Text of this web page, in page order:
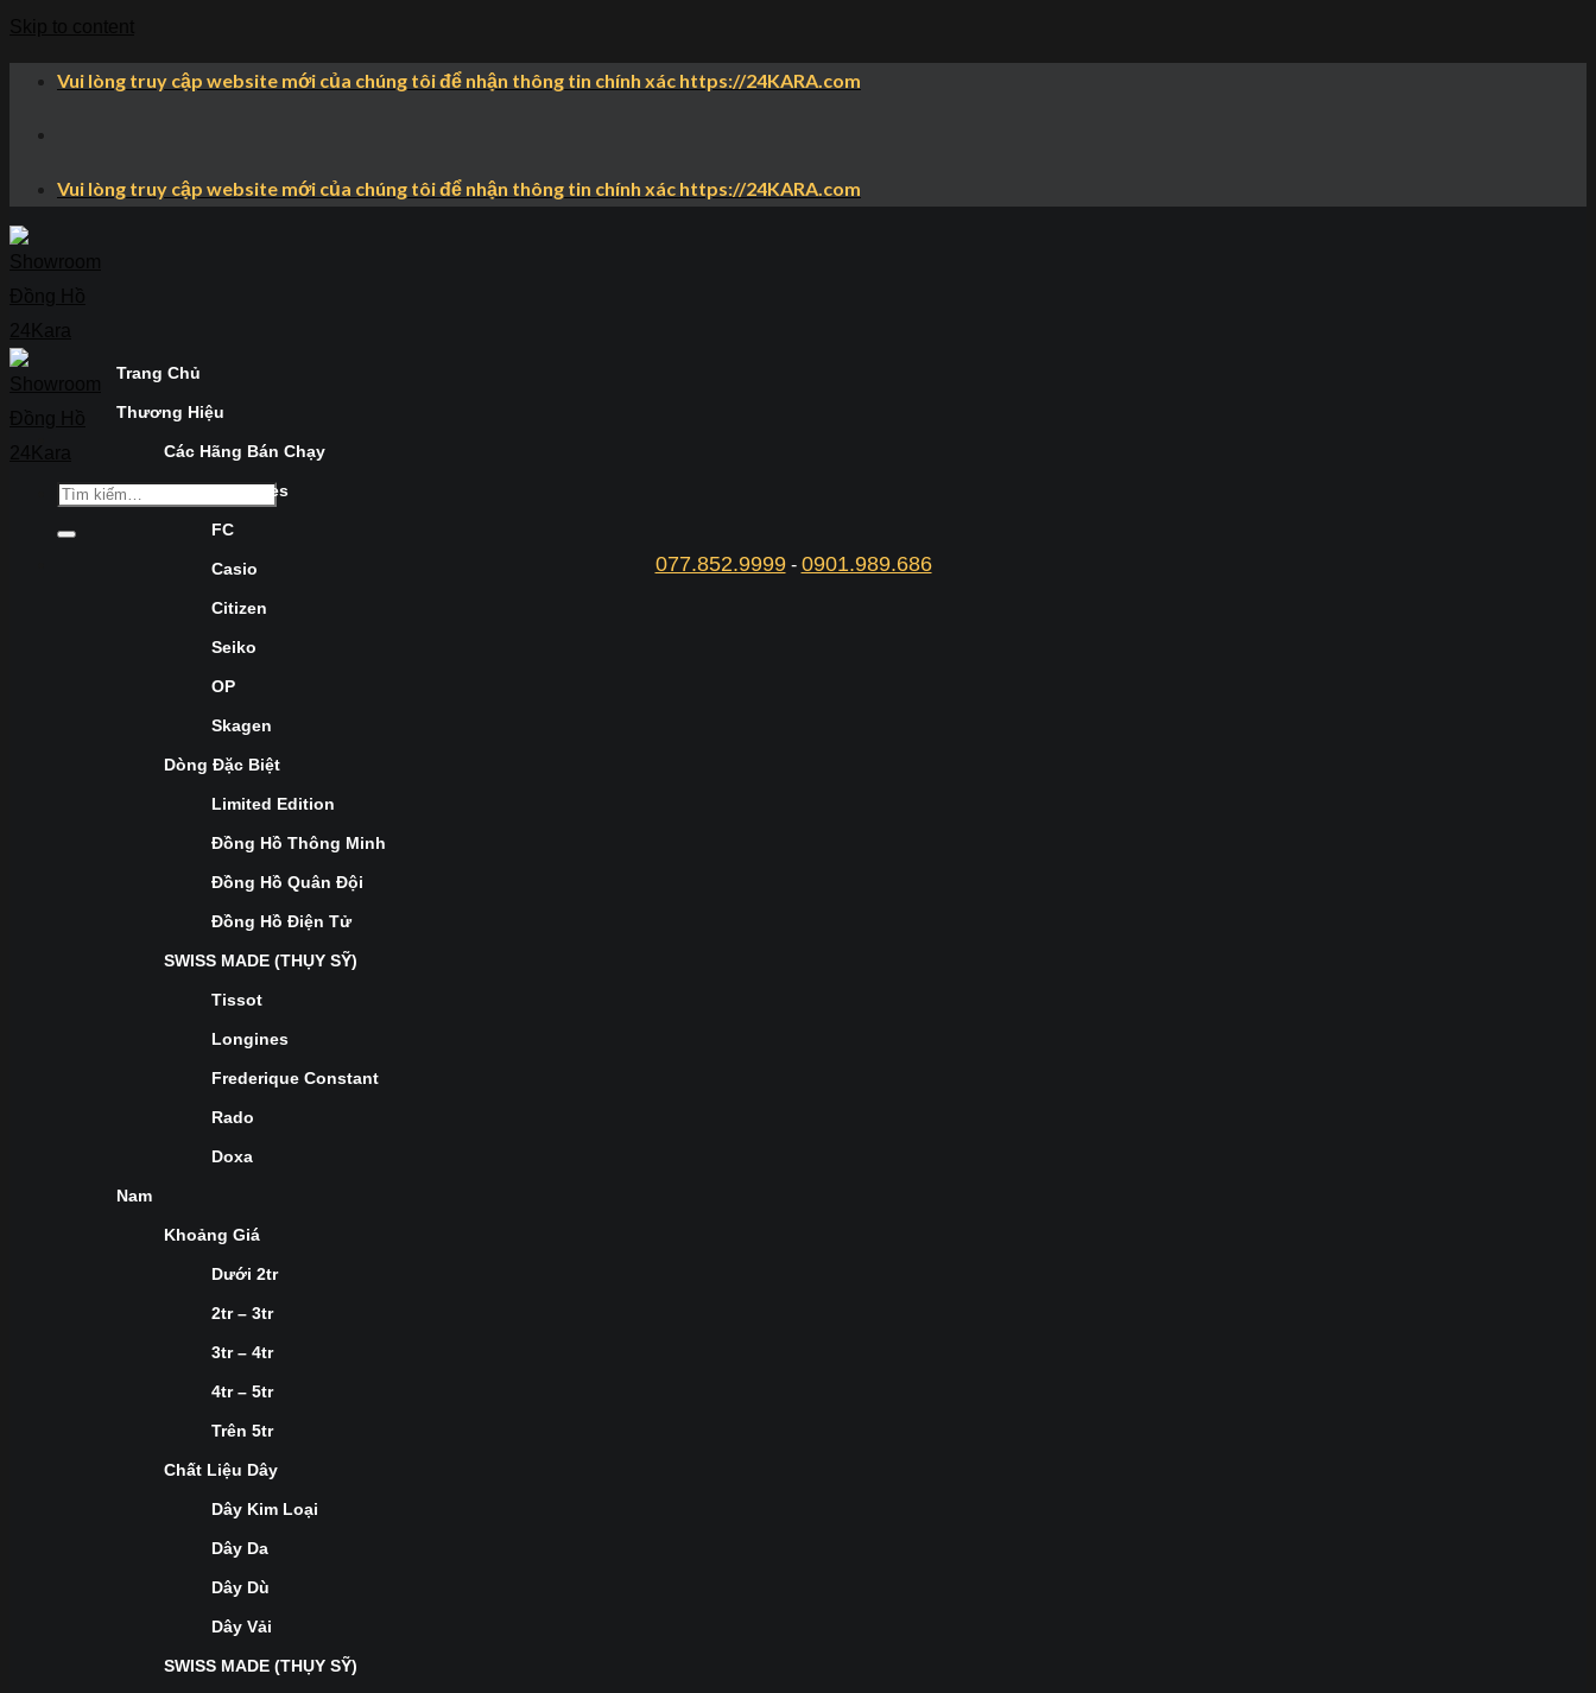
Vui lòng truy cập website mới của chúng tôi để nhận thông tin chính xác https://24KARA.com
Vui lòng truy cập website mới của chúng tôi để nhận thông tin chính xác https://24KARA.com
077.852.9999- 0901.989.686
Trang Chủ
Thương Hiệu
Các Hãng Bán Chạy
Longines
FC
Casio
Citizen
Seiko
OP
Skagen
Dòng Đặc Biệt
Limited Edition
Đồng Hồ Thông Minh
Đồng Hồ Quân Đội
Đồng Hồ Điện Tử
SWISS MADE (THỤY SỸ)
Tissot
Longines
Frederique Constant
Rado
Doxa
Nam
Khoảng Giá
Dưới 2tr
2tr – 3tr
3tr – 4tr
4tr – 5tr
Trên 5tr
Chất Liệu Dây
Dây Kim Loại
Dây Da
Dây Dù
Dây Vải
SWISS MADE (THỤY SỸ)